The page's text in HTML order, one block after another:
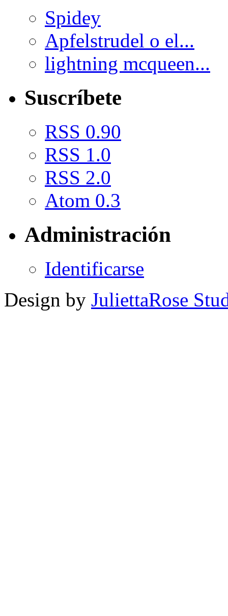
Spidey
Apfelstrudel o el...
lightning mcqueen...
Suscríbete
RSS 0.90
RSS 1.0
RSS 2.0
Atom 0.3
Administración
Identificarse
Design by JuliettaRose